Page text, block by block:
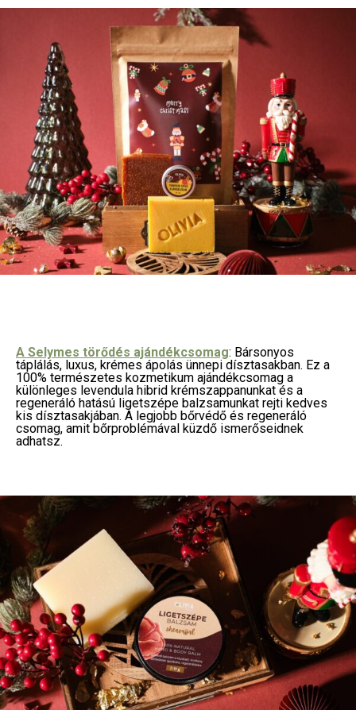
A Selymes törődés ajándékcsomag: Bársonyos
táplálás, luxus, krémes ápolás ünnepi dísztasakban. Ez a
100% természetes kozmetikum ajándékcsomag a
különleges levendula hibrid krémszappanunkat és a
regeneráló hatású ligetszépe balzsamunkat rejti kedves
kis dísztasakjában. A legjobb bőrvédő és regeneráló
csomag, amit bőrproblémával küzdő ismerőseidnek
adhatsz.